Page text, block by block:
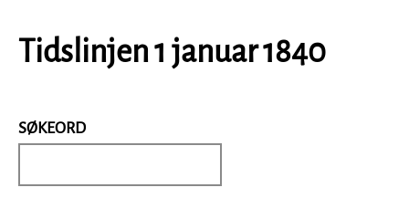
Tidslinjen 1 januar 1840
SØKEORD